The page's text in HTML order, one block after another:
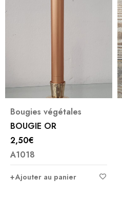
Bougies végétales
BOUGIE OR
2,50€
A1018
Ajouter au panier